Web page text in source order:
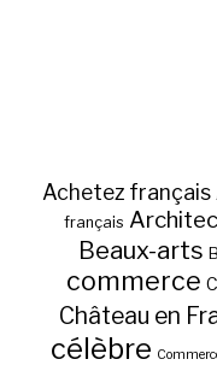
Achetez français
français
Beaux-arts
commerce
Château en
célèbre